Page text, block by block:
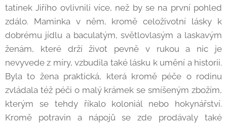
tatínek Jiřího ovlivnili více, než by se na první pohled
zdálo. Maminka v něm, kromě celoživotní lásky k
dobrému jídlu a baculatým, světlovlasým a laskavým
ženám, které drží život pevně v rukou a nic je
nevyvede z míry, vzbudila také lásku k umění a historii.
Byla to žena praktická, která kromě péče o rodinu
zvládala též péči o malý krámek se smíšeným zbožím,
kterým se tehdy říkalo koloniál nebo hokynářství.
Kromě potravin a nápojů se zde prodávaly také